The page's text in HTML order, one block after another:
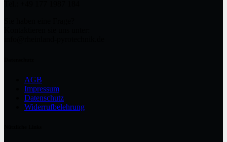
AGB
Impressum
Datenschutz
Widerrufbelehrung